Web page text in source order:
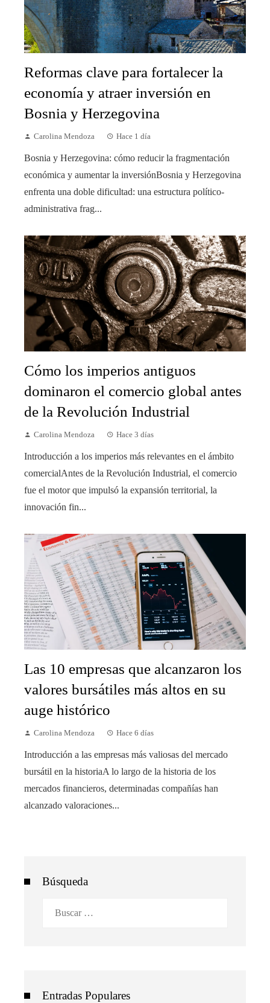
Reformas clave para fortalecer la
economía y atraer inversión en
Bosnia y Herzegovina
Carolina Mendoza Hace 1 día
Bosnia y Herzegovina: cómo reducir la fragmentación
económica y aumentar la inversiónBosnia y Herzegovina
enfrenta una doble dificultad: una estructura político-
administrativa frag...
Cómo los imperios antiguos
dominaron el comercio global antes
de la Revolución Industrial
Carolina Mendoza Hace 3 días
Introducción a los imperios más relevantes en el ámbito
comercialAntes de la Revolución Industrial, el comercio
fue el motor que impulsó la expansión territorial, la
innovación fin...
Las 10 empresas que alcanzaron los
valores bursátiles más altos en su
auge histórico
Carolina Mendoza Hace 6 días
Introducción a las empresas más valiosas del mercado
bursátil en la historiaA lo largo de la historia de los
mercados financieros, determinadas compañías han
alcanzado valoraciones...
Búsqueda
Entradas Populares